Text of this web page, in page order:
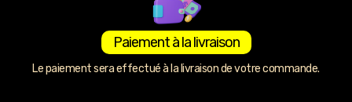
Paiement à la livraison
Le paiement sera effectué à la livraison de votre commande.